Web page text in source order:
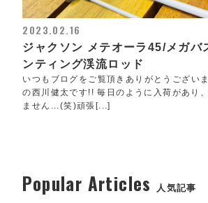
2023.02.16
ジャクソン メテオーラ45/メガバ
ンティング渓流ロッド
いつもブログをご覧頂きありがとうござい
の西川健太です!! 毎日のように入荷があり
ません...(笑)頑張[...]
Popular Articles 人気記事